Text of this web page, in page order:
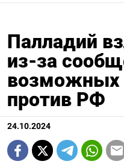
Палладий
из-за
возможных
против РФ
24.10.2024